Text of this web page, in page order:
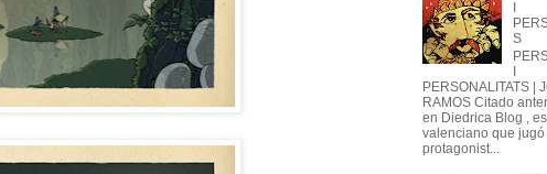
S
PERSONALITATS |
RAMOS Citado
en Diedrica Blog ,
valenciano que jugó
protagonist...